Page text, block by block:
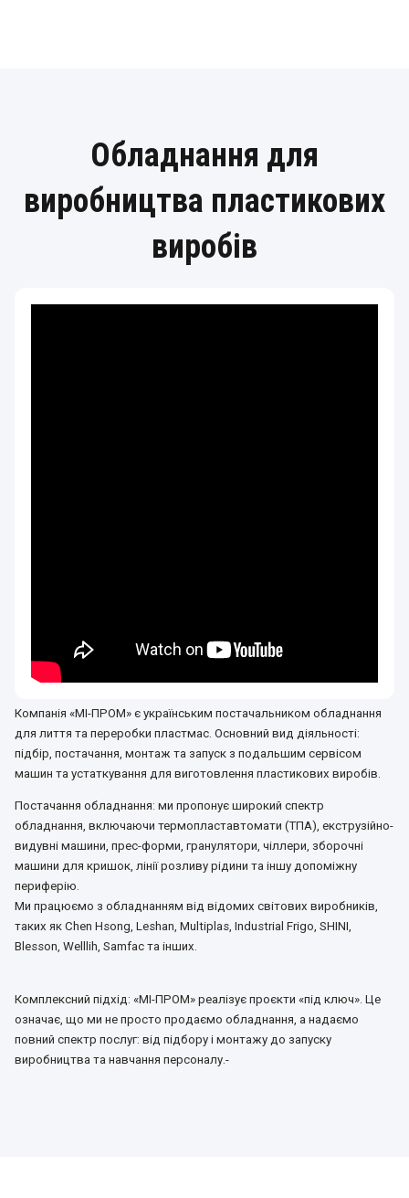
Обладнання для
виробництва пластикових
виробів
Компанія «МІ-ПРОМ» є українським постачальником обладнання
для лиття та переробки пластмас. Основний вид діяльності:
підбір, постачання, монтаж та запуск з подальшим сервісом
машин та устаткування для виготовлення пластикових виробів.
Постачання обладнання: ми пропонує широкий спектр
обладнання, включаючи термопластавтомати (ТПА), екструзійно-
видувні машини, прес-форми, гранулятори, чіллери, зборочні
машини для кришок, лінії розливу рідини та іншу допоміжну
периферію.
Ми працюємо з обладнанням від відомих світових виробників,
таких як Chen Hsong, Leshan, Multiplas, Industrial Frigo, SHINI,
Blesson, Welllih, Samfac та інших.
Комплексний підхід: «МІ-ПРОМ» реалізує проєкти «під ключ». Це
означає, що ми не просто продаємо обладнання, а надаємо
повний спектр послуг: від підбору і монтажу до запуску
виробництва та навчання персоналу.-